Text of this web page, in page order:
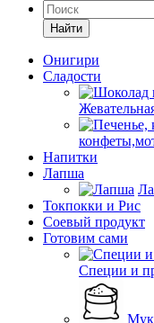
Найти
Онигири
Сладости
Напитки
Лапша
Токпокки и Рис
Соевый продукт
Готовим сами
Специи и